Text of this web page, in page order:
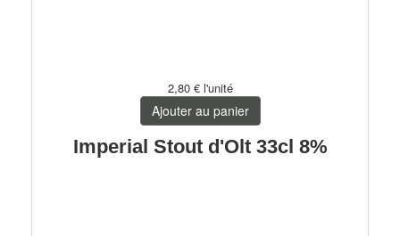
2,80 € l'unité
Ajouter au panier
Imperial Stout d'Olt 33cl 8%